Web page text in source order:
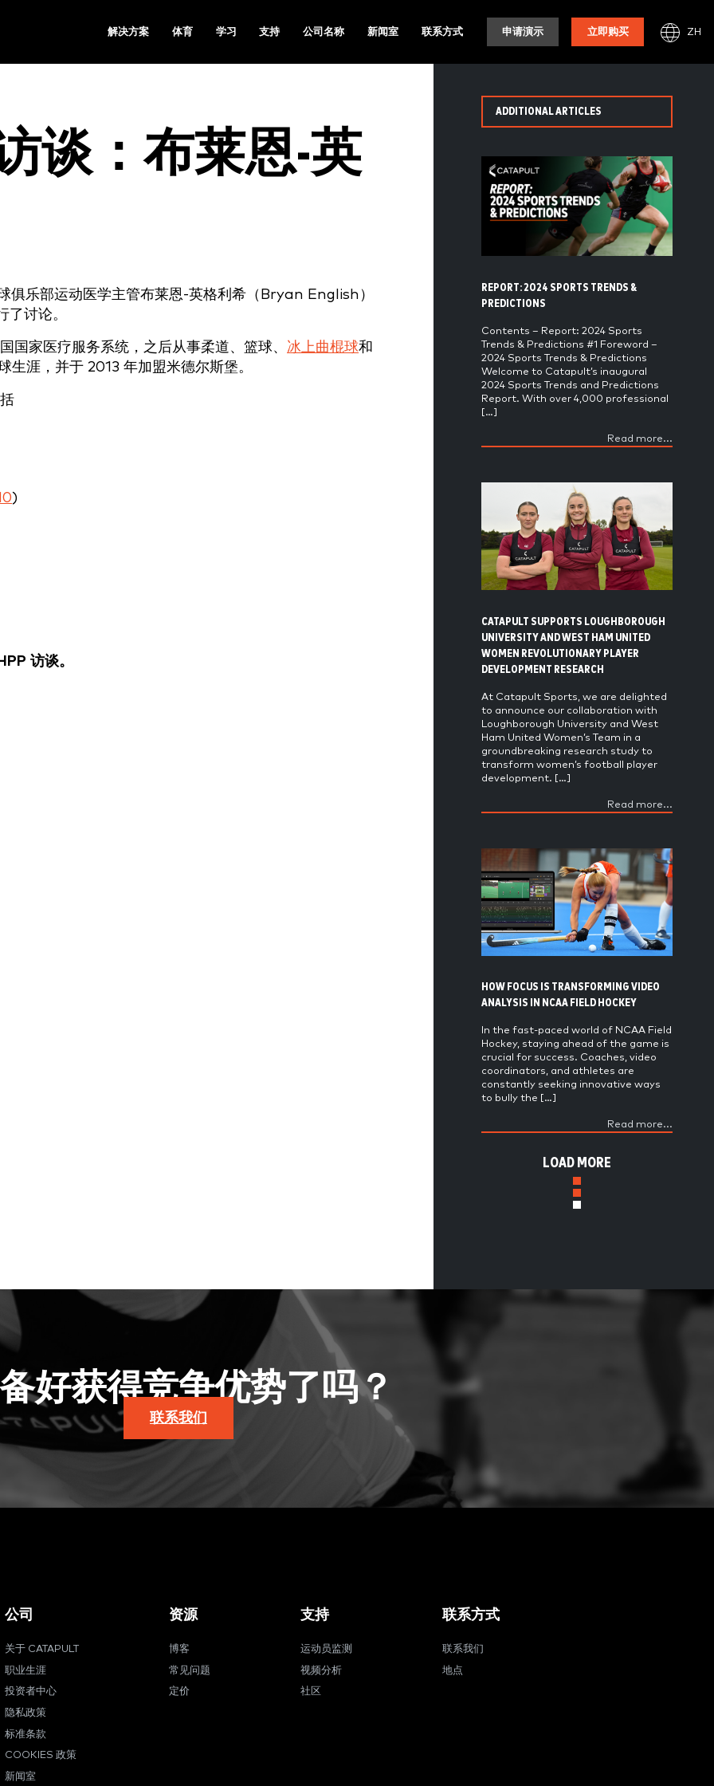
解决方案 体育 学习 支持 公司名称 新闻室 联系方式 申请演示 立即购买 ZH
谈：布莱恩-英
乐部运动医学主管布莱恩-英格利希（Bryan English）
讨论。
国家医疗服务系统，之后从事柔道、篮球、 冰上曲棍球和
涯，并于 2013 年加盟米德尔斯堡。
)
访谈。
ADDITIONAL ARTICLES
REPORT: 2024 SPORTS TRENDS &
PREDICTIONS
Contents – Report: 2024 Sports
Trends & Predictions #1 Foreword –
2024 Sports Trends & Predictions
Welcome to Catapult’s inaugural
2024 Sports Trends and Predictions
Report. With over 4,000 professional
[…]
Read more...
CATAPULT SUPPORTS LOUGHBOROUGH
UNIVERSITY AND WEST HAM UNITED
WOMEN REVOLUTIONARY PLAYER
DEVELOPMENT RESEARCH
At Catapult Sports, we are delighted
to announce our collaboration with
Loughborough University and West
Ham United Women’s Team in a
groundbreaking research study to
transform women’s football player
development. […]
Read more...
HOW FOCUS IS TRANSFORMING VIDEO
ANALYSIS IN NCAA FIELD HOCKEY
In the fast-paced world of NCAA Field
Hockey, staying ahead of the game is
crucial for success. Coaches, video
coordinators, and athletes are
constantly seeking innovative ways
to bully the […]
Read more...
LOAD MORE
好获得竞争优势了吗？
联系我们
公司
关于 CATAPULT
职业生涯
投资者中心
隐私政策
标准条款
COOKIES 政策
新闻室
资源
博客
常见问题
定价
支持
运动员监测
视频分析
社区
联系方式
联系我们
地点